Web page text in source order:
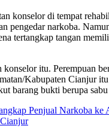
konselor di tempat
pengedar narkoba.
tertangkap tangan
konselor itu. Perempuan
Kabupaten Cianjur
barang bukti berupa
Penjual Narkoba ke